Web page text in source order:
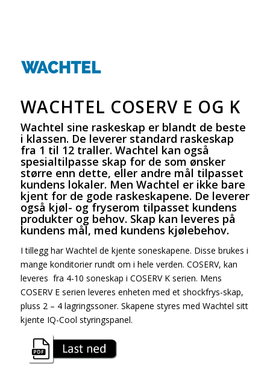
WACHTEL COSERV E OG K
Wachtel sine raskeskap er blandt de beste
i klassen. De leverer standard raskeskap
fra 1 til 12 traller. Wachtel kan også
spesialtilpasse skap for de som ønsker
større enn dette, eller andre mål tilpasset
kundens lokaler. Men Wachtel er ikke bare
kjent for de gode raskeskapene. De leverer
også kjøl- og fryserom tilpasset kundens
produkter og behov. Skap kan leveres på
kundens mål, med kundens kjølebehov.
I tillegg har Wachtel de kjente soneskapene. Disse brukes i
mange konditorier rundt om i hele verden. COSERV, kan
leveres fra 4-10 soneskap i COSERV K serien. Mens
COSERV E serien leveres enheten med et shockfrys-skap,
pluss 2 – 4 lagringssoner. Skapene styres med Wachtel sitt
kjente IQ-Cool styringspanel.